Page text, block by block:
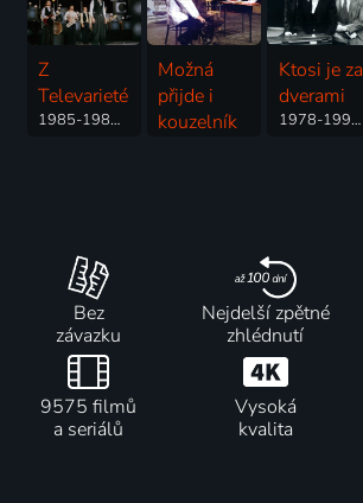
Z
Televarieté
1985-1989 | Komedie, Hudba
Možná
přijde i
kouzelník
Ktosi je za
dverami
1978-1991 | Hudba, Komedie
Bez
závazku
Nejdelší zpětné
zhlédnutí
9575 filmů
a seriálů
Vysoká
kvalita